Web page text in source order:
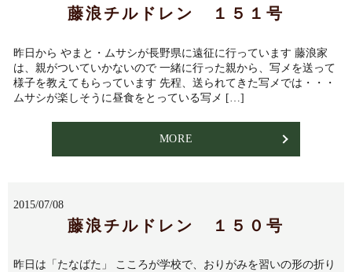
藤浪チルドレン １５１号
昨日から やまと・ムサシが長野県に遠征に行っています 藤浪家
は、親がついていかないので 一緒に行った親から、写メを送って
様子を教えてもらっています 先程、送られてきた写メでは・・・
ムサシが楽しそうに昼食をとっている写メ […]
MORE
2015/07/08
藤浪チルドレン １５０号
昨日は「たなばた」 こころが学校で、おりがみを習いの形の折り